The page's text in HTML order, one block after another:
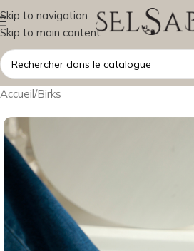
Skip to navigation
Skip to main content
Accueil/Birks